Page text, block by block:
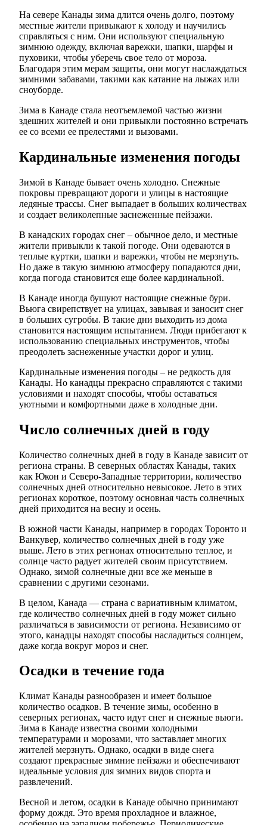
На севере Канады зима длится очень долго, поэтому
местные жители привыкают к холоду и научились
справляться с ним. Они используют специальную
зимнюю одежду, включая варежки, шапки, шарфы и
пуховики, чтобы уберечь свое тело от мороза.
Благодаря этим мерам защиты, они могут наслаждаться
зимними забавами, такими как катание на лыжах или
сноуборде.
Зима в Канаде стала неотъемлемой частью жизни
здешних жителей и они привыкли постоянно встречать
ее со всеми ее прелестями и вызовами.
Кардинальные изменения погоды
Зимой в Канаде бывает очень холодно. Снежные
покровы превращают дороги и улицы в настоящие
ледяные трассы. Снег выпадает в больших количествах
и создает великолепные заснеженные пейзажи.
В канадских городах снег – обычное дело, и местные
жители привыкли к такой погоде. Они одеваются в
теплые куртки, шапки и варежки, чтобы не мерзнуть.
Но даже в такую зимнюю атмосферу попадаются дни,
когда погода становится еще более кардинальной.
В Канаде иногда бушуют настоящие снежные бури.
Вьюга свирепствует на улицах, завывая и заносит снег
в больших сугробы. В такие дни выходить из дома
становится настоящим испытанием. Люди прибегают к
использованию специальных инструментов, чтобы
преодолеть заснеженные участки дорог и улиц.
Кардинальные изменения погоды – не редкость для
Канады. Но канадцы прекрасно справляются с такими
условиями и находят способы, чтобы оставаться
уютными и комфортными даже в холодные дни.
Число солнечных дней в году
Количество солнечных дней в году в Канаде зависит от
региона страны. В северных областях Канады, таких
как Юкон и Северо-Западные территории, количество
солнечных дней относительно невысокое. Лето в этих
регионах короткое, поэтому основная часть солнечных
дней приходится на весну и осень.
В южной части Канады, например в городах Торонто и
Ванкувер, количество солнечных дней в году уже
выше. Лето в этих регионах относительно теплое, и
солнце часто радует жителей своим присутствием.
Однако, зимой солнечные дни все же меньше в
сравнении с другими сезонами.
В целом, Канада — страна с вариативным климатом,
где количество солнечных дней в году может сильно
различаться в зависимости от региона. Независимо от
этого, канадцы находят способы насладиться солнцем,
даже когда вокруг мороз и снег.
Осадки в течение года
Климат Канады разнообразен и имеет большое
количество осадков. В течение зимы, особенно в
северных регионах, часто идут снег и снежные вьюги.
Зима в Канаде известна своими холодными
температурами и морозами, что заставляет многих
жителей мерзнуть. Однако, осадки в виде снега
создают прекрасные зимние пейзажи и обеспечивают
идеальные условия для зимних видов спорта и
развлечений.
Весной и летом, осадки в Канаде обычно принимают
форму дождя. Это время прохладное и влажное,